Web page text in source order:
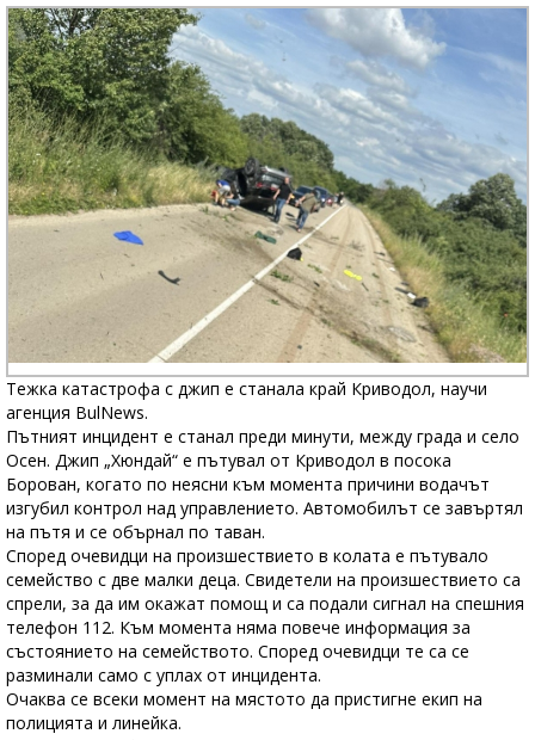
Тежка катастрофа с джип е станала край Криводол, научи
агенция BulNews.
Пътният инцидент е станал преди минути, между града и село
Осен. Джип „Хюндай“ е пътувал от Криводол в посока
Борован, когато по неясни към момента причини водачът
изгубил контрол над управлението. Автомобилът се завъртял
на пътя и се обърнал по таван.
Според очевидци на произшествието в колата е пътувало
семейство с две малки деца. Свидетели на произшествието са
спрели, за да им окажат помощ и са подали сигнал на спешния
телефон 112. Към момента няма повече информация за
състоянието на семейството. Според очевидци те са се
разминали само с уплах от инцидента.
Очаква се всеки момент на мястото да пристигне екип на
полицията и линейка.